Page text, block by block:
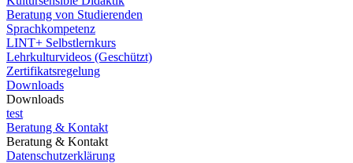
Beratung von Studierenden
Sprachkompetenz
LINT+ Selbstlernkurs
Lehrkulturvideos (Geschützt)
Zertifikatsregelung
Downloads
Downloads
test
Beratung & Kontakt
Beratung & Kontakt
Datenschutzerklärung